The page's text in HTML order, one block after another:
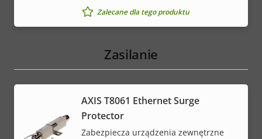
Zalecane dla tego produktu
Zasilanie
AXIS T8061 Ethernet Surge
Protector
Zabezpiecza urządzenia zewnętrzne